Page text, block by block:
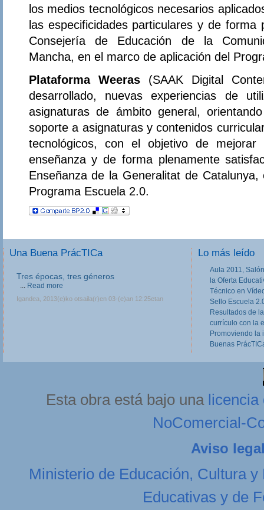
los medios tecnológicos necesarios
las especificidades particulares y de forma
Consejería de Educación de la
Mancha, en el marco de aplicación del
Plataforma Weeras(SAAK Digital
desarrollado, nuevas experiencias de
asignaturas de ámbito general,
soporte a asignaturas y contenidos
tecnológicos, con el objetivo de
enseñanza y de forma plenamente
Enseñanza de la Generalitat de
Programa Escuela 2.0.
Una Buena PrácTICa
III Jornadas de movilidad europea en
Formación Profesional
Las III Jornadas Erasmus y Leonardo en
Formación Profesional, dirigidas a equipos
Lo más leído
Aula 2011,
la Oferta
Técnico en
Sello Escuela
Resultados de
currículo con la
Promoviendo la
Buenas
Esta obra está bajo una licencia
NoComercial-
Aviso
Ministerio de Educación, Cultura y
Educativas y de